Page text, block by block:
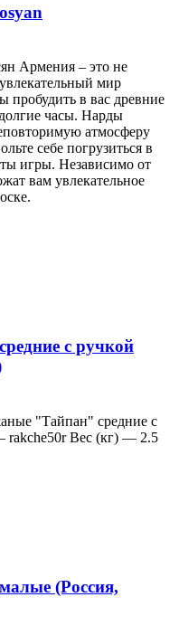
Армения – это не
мир
пробудить в вас древние
часы. Нарды
атмосферу
себе погрузиться в
игры. Независимо от
вам увлекательное
с ручкой
"Тайпан" средние с
rakche50r Вес (кг) — 2.5
(Россия,